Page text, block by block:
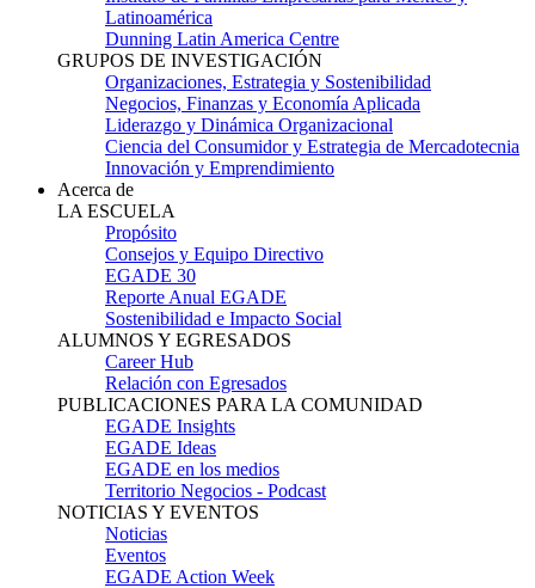
Latinoamérica
Dunning Latin America Centre
GRUPOS DE INVESTIGACIÓN
Organizaciones, Estrategia y Sostenibilidad
Negocios, Finanzas y Economía Aplicada
Liderazgo y Dinámica Organizacional
Ciencia del Consumidor y Estrategia de Mercadotecnia
Innovación y Emprendimiento
Acerca de
LA ESCUELA
Propósito
Consejos y Equipo Directivo
EGADE 30
Reporte Anual EGADE
Sostenibilidad e Impacto Social
ALUMNOS Y EGRESADOS
Career Hub
Relación con Egresados
PUBLICACIONES PARA LA COMUNIDAD
EGADE Insights
EGADE Ideas
EGADE en los medios
Territorio Negocios - Podcast
NOTICIAS Y EVENTOS
Noticias
Eventos
EGADE Action Week